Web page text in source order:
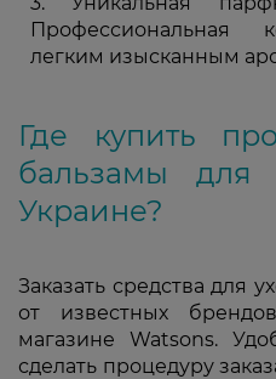
Профессиональная
легким изысканным
Где купить
бальзамы для
Украине?
Заказать средства для
от известных
магазине Watsons.
сделать процедуру